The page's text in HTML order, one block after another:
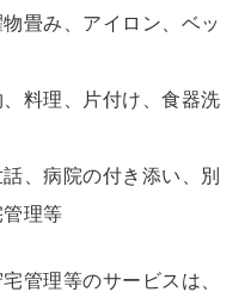
畳み、アイロン、ベッ
料理、片付け、食器洗
、病院の付き添い、別
理等
管理等のサービスは、